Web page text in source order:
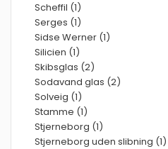
Scheffil (1)
Serges (1)
Sidse Werner (1)
Silicien (1)
Skibsglas (2)
Sodavand glas (2)
Solveig (1)
Stamme (1)
Stjerneborg (1)
Stjerneborg uden slibning (1)